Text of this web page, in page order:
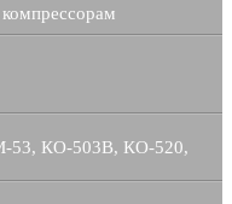
53, КО-503В, КО-520,